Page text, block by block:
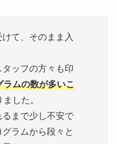
て、そのまま入
ッフの方々も印
ラムの数が多いこ
した。
まで少し不安で
ラムから段々と